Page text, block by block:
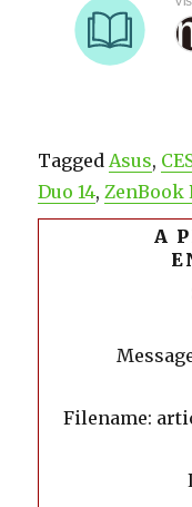
TaggedAsus,
Duo 14,ZenBook
A
Filename: